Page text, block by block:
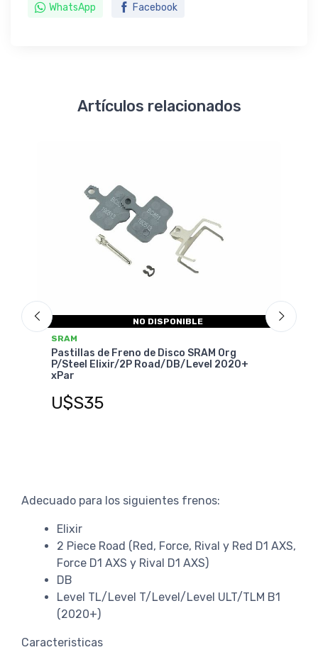
WhatsApp Facebook
Artículos relacionados
SRAM
Pastillas de Freno de Disco SRAM Org
P/Steel G2/Trail/Guide/Level 4 Pist xPar
Adecuado para los siguientes frenos:
Elixir
2 Piece Road (Red, Force, Rival y Red D1 AXS,
Force D1 AXS y Rival D1 AXS)
DB
Level TL/Level T/Level/Level ULT/TLM B1
(2020+)
Caracteristicas